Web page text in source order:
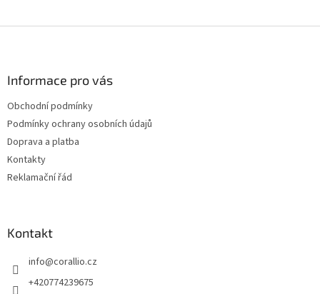
Informace pro vás
Obchodní podmínky
Podmínky ochrany osobních údajů
Doprava a platba
Kontakty
Reklamační řád
Kontakt
info@corallio.cz
+420774239675